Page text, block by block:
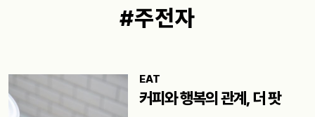
#주전자
EAT
커피와 행복의 관계, 더 팟